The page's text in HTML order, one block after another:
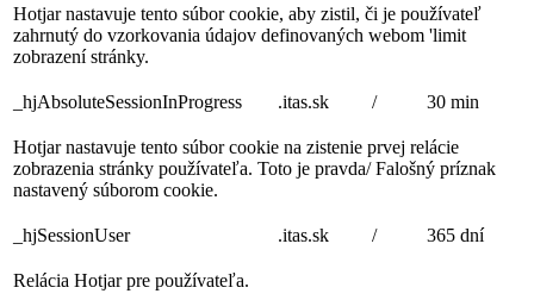
Hotjar nastavuje tento súbor cookie, aby zistil, či je používateľ
zahrnutý do vzorkovania údajov definovaných webom 'limit
zobrazení stránky.
_hjAbsoluteSessionInProgress .itas.sk / 30 min
Hotjar nastavuje tento súbor cookie na zistenie prvej relácie
zobrazenia stránky používateľa. Toto je pravda/ Falošný príznak
nastavený súborom cookie.
_hjSessionUser .itas.sk / 365 dní
Relácia Hotjar pre používateľa.